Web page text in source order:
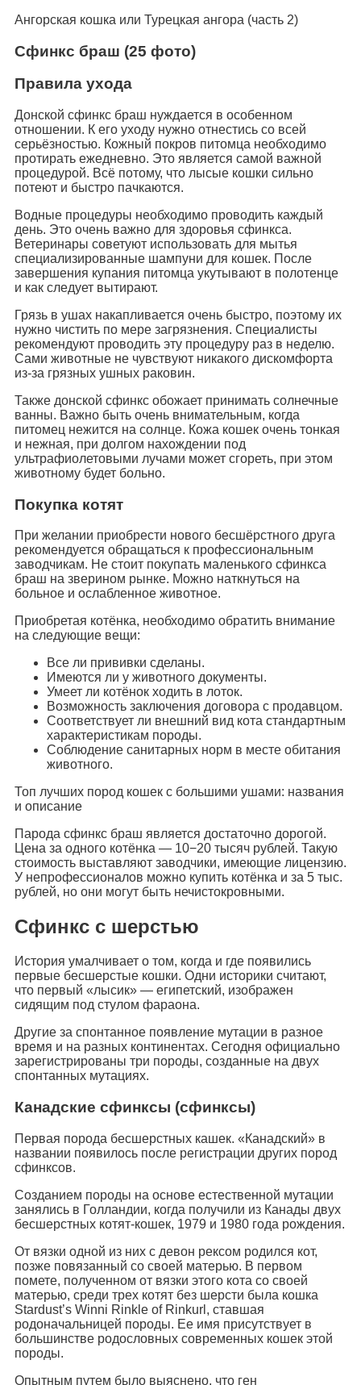
Ангорская кошка или Турецкая ангора (часть 2)
Сфинкс браш (25 фото)
Правила ухода
Донской сфинкс браш нуждается в особенном
отношении. К его уходу нужно отнестись со всей
серьёзностью. Кожный покров питомца необходимо
протирать ежедневно. Это является самой важной
процедурой. Всё потому, что лысые кошки сильно
потеют и быстро пачкаются.
Водные процедуры необходимо проводить каждый
день. Это очень важно для здоровья сфинкса.
Ветеринары советуют использовать для мытья
специализированные шампуни для кошек. После
завершения купания питомца укутывают в полотенце
и как следует вытирают.
Грязь в ушах накапливается очень быстро, поэтому их
нужно чистить по мере загрязнения. Специалисты
рекомендуют проводить эту процедуру раз в неделю.
Сами животные не чувствуют никакого дискомфорта
из-за грязных ушных раковин.
Также донской сфинкс обожает принимать солнечные
ванны. Важно быть очень внимательным, когда
питомец нежится на солнце. Кожа кошек очень тонкая
и нежная, при долгом нахождении под
ультрафиолетовыми лучами может сгореть, при этом
животному будет больно.
Покупка котят
При желании приобрести нового бесшёрстного друга
рекомендуется обращаться к профессиональным
заводчикам. Не стоит покупать маленького сфинкса
браш на зверином рынке. Можно наткнуться на
больное и ослабленное животное.
Приобретая котёнка, необходимо обратить внимание
на следующие вещи:
Все ли прививки сделаны.
Имеются ли у животного документы.
Умеет ли котёнок ходить в лоток.
Возможность заключения договора с продавцом.
Соответствует ли внешний вид кота стандартным
характеристикам породы.
Соблюдение санитарных норм в месте обитания
животного.
Топ лучших пород кошек с большими ушами: названия
и описание
Парода сфинкс браш является достаточно дорогой.
Цена за одного котёнка — 10−20 тысяч рублей. Такую
стоимость выставляют заводчики, имеющие лицензию.
У непрофессионалов можно купить котёнка и за 5 тыс.
рублей, но они могут быть нечистокровными.
Сфинкс с шерстью
История умалчивает о том, когда и где появились
первые бесшерстые кошки. Одни историки считают,
что первый «лысик» — египетский, изображен
сидящим под стулом фараона.
Другие за спонтанное появление мутации в разное
время и на разных континентах. Сегодня официально
зарегистрированы три породы, созданные на двух
спонтанных мутациях.
Канадские сфинксы (сфинксы)
Первая порода бесшерстных кашек. «Канадский» в
названии появилось после регистрации других пород
сфинксов.
Созданием породы на основе естественной мутации
занялись в Голландии, когда получили из Канады двух
бесшерстных котят-кошек, 1979 и 1980 года рождения.
От вязки одной из них с девон рексом родился кот,
позже повязанный со своей матерью. В первом
помете, полученном от вязки этого кота со своей
матерью, среди трех котят без шерсти была кошка
Stardust’s Winni Rinkle of Rinkurl, ставшая
родоначальницей породы. Ее имя присутствует в
большинстве родословных современных кошек этой
породы.
Опытным путем было выяснено, что ген